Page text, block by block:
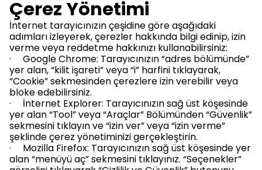
Çerez Yönetimi
İnternet tarayıcınızın çeşidine göre aşağıdaki
adımları izleyerek, çerezler hakkında bilgi edinip, izin
verme veya reddetme hakkınızı kullanabilirsiniz:
· Google Chrome: Tarayıcınızın “adres bölümünde”
yer alan, “kilit işareti” veya “i” harfini tıklayarak,
“Cookie” sekmesinden çerezlere izin verebilir veya
bloke edebilirsiniz.
· İnternet Explorer: Tarayıcınızın sağ üst köşesinde
yer alan “Tool” veya “Araçlar” Bölümünden “Güvenlik”
sekmesini tıklayın ve “izin ver” veya “izin verme”
şeklinde çerez yönetiminizi gerçekleştirin.
· Mozilla Firefox: Tarayıcınızın sağ üst köşesinde yer
alan “menüyü aç” sekmesini tıklayınız. “Seçenekler”